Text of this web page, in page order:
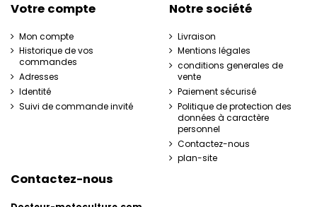
Votre compte
Mon compte
Historique de vos
commandes
Adresses
Identité
Suivi de commande invité
Notre société
Livraison
Mentions légales
conditions generales de
vente
Paiement sécurisé
Politique de protection des
données à caractère
personnel
Contactez-nous
plan-site
Contactez-nous